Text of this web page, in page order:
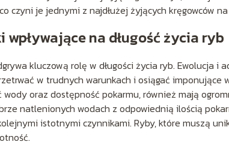
czyni je jednymi z najdłużej żyjących kręgowców
wpływające na długość życia ryb
kluczową rolę w długości życia ryb. Ewolucja
w trudnych warunkach i osiągać imponujące
wody oraz dostępność pokarmu, również mają
natlenionych wodach z odpowiednią ilością
istotnymi czynnikami. Ryby, które muszą